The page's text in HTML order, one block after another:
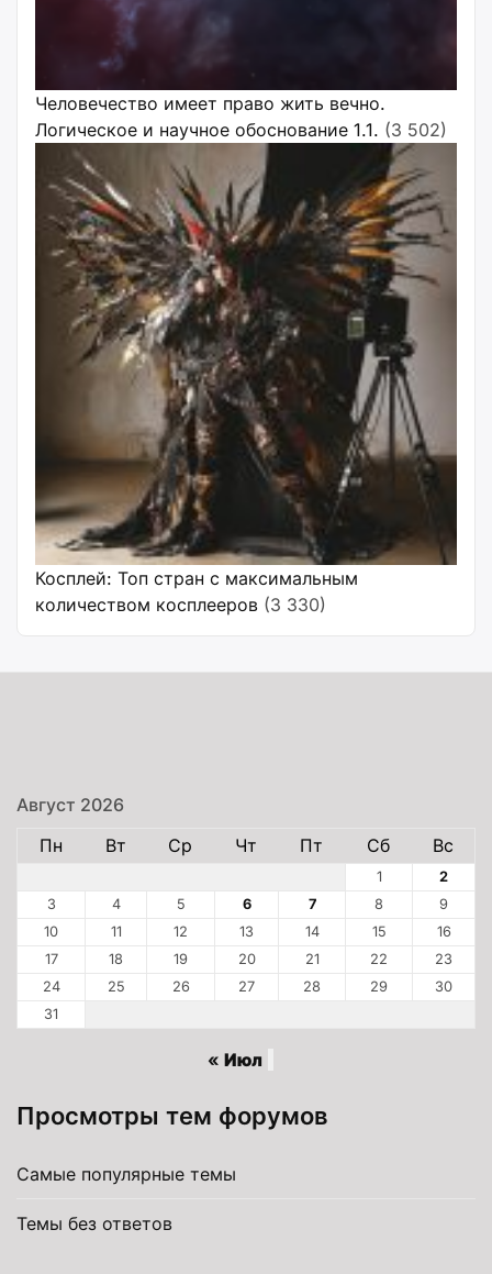
Человечество имеет право жить вечно.
Логическое и научное обоснование 1.1. (3 502)
Косплей: Топ стран с максимальным
количеством косплееров (3 330)
Август 2026
Пн
Вт Ср Чт Пт Сб Вс
1
2
3
4 5 6 7 8
9
10
11 12 13 14 15
16
17
18 19 20 21 22
23
24
25 26 27 28 29
30
31
« Июл
Просмотры тем форумов
Самые популярные темы
Темы без ответов